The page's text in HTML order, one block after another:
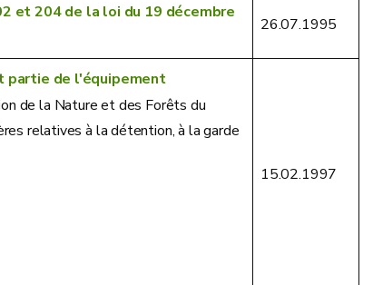
et 204 de la loi du 19 décembre
26.07.1995
partie de l'équipement
de la Nature et des Forêts du
relatives à la détention, à la garde
15.02.1997